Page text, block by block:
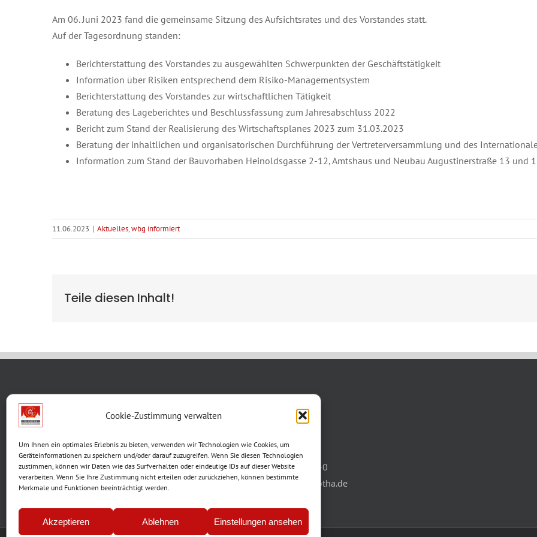
Cookie-Zustimmung verwalten
Um Ihnen ein optimales Erlebnis zu bieten, verwenden wir Technologien wie Cookies, um
Geräteinformationen zu speichern und/oder darauf zuzugreifen. Wenn Sie diesen Technologien
zustimmen, können wir Daten wie das Surfverhalten oder eindeutige IDs auf dieser Website
verarbeiten. Wenn Sie Ihre Zustimmung nicht erteilen oder zurückziehen, können bestimmte
Merkmale und Funktionen beeinträchtigt werden.
Akzeptieren Ablehnen Einstellungen ansehen
Am 06. Juni 2023 fand die gemeinsame Sitzung des Aufsichtsrates und des Vorstandes statt.
Auf der Tagesordnung standen:
Berichterstattung des Vorstandes zu ausgewählten Schwerpunkten der Geschäftstätigkeit
Information über Risiken entsprechend dem Risiko-Managementsystem
Berichterstattung des Vorstandes zur wirtschaftlichen Tätigkeit
Beratung des Lageberichtes und Beschlussfassung zum Jahresabschluss 2022
Bericht zum Stand der Realisierung des Wirtschaftsplanes 2023 zum 31.03.2023
Beratung der inhaltlichen und organisatorischen Durchführung der Vertreterversammlung und des
Information zum Stand der Bauvorhaben Heinoldsgasse 2-12, Amtshaus und Neubau Augustinerstraße 13 und
11.06.2023 | Aktuelles,wbg informiert
Teile diesen Inhalt!
99867 Gotha
Telefon:03621/3077-0
E-Mail: info@wbg-gotha.de